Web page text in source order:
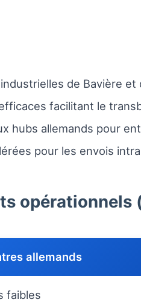
de Bavière et
facilitant le
hubs allemands pour
pour les envois
opérationnels
allemands
faibles